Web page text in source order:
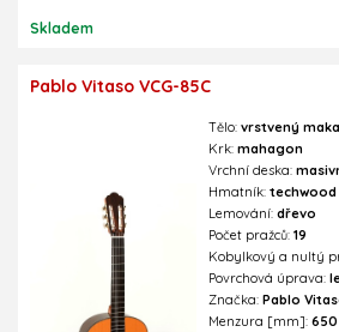
Skladem
Pablo Vitaso VCG-85C
Tělo:vrstvený
Krk:mahagon
Vrchní deska:
Hmatník:techwood
Lemování:dřevo
Počet pražců:19
Kobylkový a nultý
Povrchová úprava:
Značka:Pablo
Menzura [mm]:650